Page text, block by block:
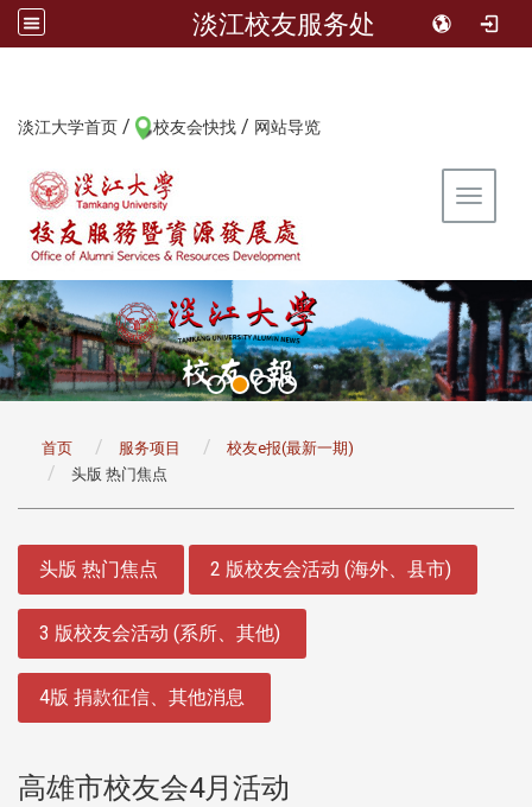
淡江校友服务处
淡江大学首页 / 校友会快找 / 网站导览
Toggle
首页 服务项目
校友e报(最新一期)
头版 热门焦点
头版 热门焦点 2 版校友会活动 (海外、县市)
3 版校友会活动 (系所、其他)
4版 捐款征信、其他消息
高雄市校友会4月活动